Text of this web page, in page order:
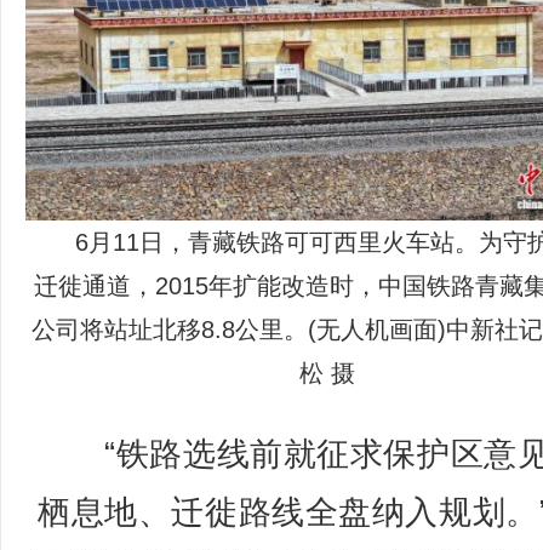
6月11日，青藏铁路可可西里火车站。为守
迁徙通道，2015年扩能改造时，中国铁路青藏
公司将站址北移8.8公里。(无人机画面)中新社
松 摄
“铁路选线前就征求保护区意
栖息地、迁徙路线全盘纳入规划。